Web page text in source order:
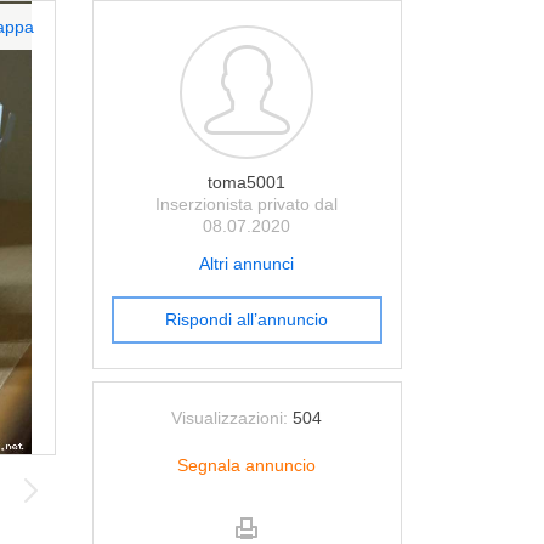
toma5001
Inserzionista privato dal
08.07.2020
Altri annunci
Rispondi all’annuncio
Visualizzazioni: 504
Segnala annuncio